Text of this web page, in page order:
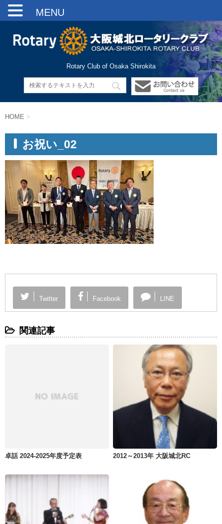
Rotary Club of Osaka Shirokita
HOME >
お祝い_02
Twitter Facebook LINE
関連記事
卓話 2024-2025年度予定表 2012～2013年 大阪城北RC
MENU